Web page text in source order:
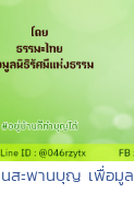
ะพานบุญ เพื่อมูล